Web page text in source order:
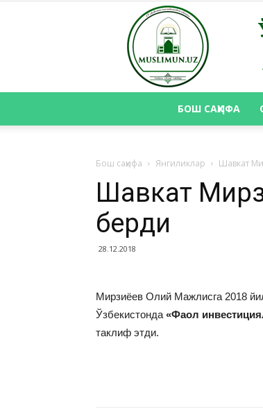
БОШ САҲИФА
Бош саҳифа Янгиликлар Шавкат
Шавкат
берди
28.12.2018
Мирзиёев Олий Мажлисга 2018
Ўзбекистонда «Фаол
таклиф этди.